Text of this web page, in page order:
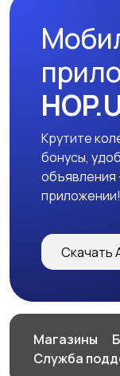
Крутите
бонусы,
объявления
приложении!
Скачать
Магазины
Служба